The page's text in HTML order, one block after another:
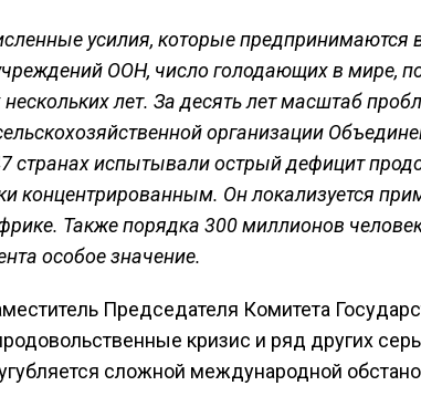
усилия, которые предпринимаются
ООН, число голодающих в мире,
лет. За десять лет масштаб
организации
странах испытывали острый дефицит
концентрированным. Он локализуется
Также порядка 300 миллионов
особое значение.
Председателя Комитета
кризис и ряд других
сложной международной